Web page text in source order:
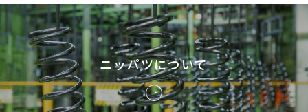
ニッパツについて